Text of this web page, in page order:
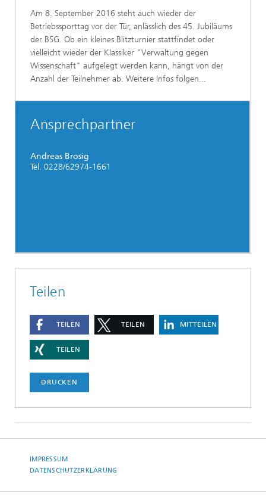
Am 8. September 2016 steht auch wieder der
Betriebssporttag vor der Tür, anlässlich des 45. Jubiläums
der BSG. Ob ein kleines Blitzturnier stattfindet oder
vielleicht wieder der Klassiker "Verwaltung gegen
Wissenschaft" aufgelegt werden kann, hängt von der
Anzahl der Teilnehmer ab. Weitere Infos folgen...
Ansprechpartner
Andreas Brosig
Tel. 0228/62974-1661
Teilen
TEILEN TEILEN MITTEILEN
TEILEN
DRUCKEN
IMPRESSUM
DATENSCHUTZERKLÄRUNG